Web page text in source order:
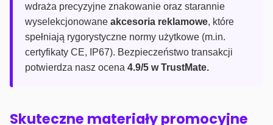
wdraża precyzyjne znakowanie oraz starannie
wyselekcjonowane akcesoria reklamowe, które
spełniają rygorystyczne normy użytkowe (m.in.
certyfikaty CE, IP67). Bezpieczeństwo transakcji
potwierdza nasz ocena 4.9/5 w TrustMate.
Skuteczne materiały promocyjne